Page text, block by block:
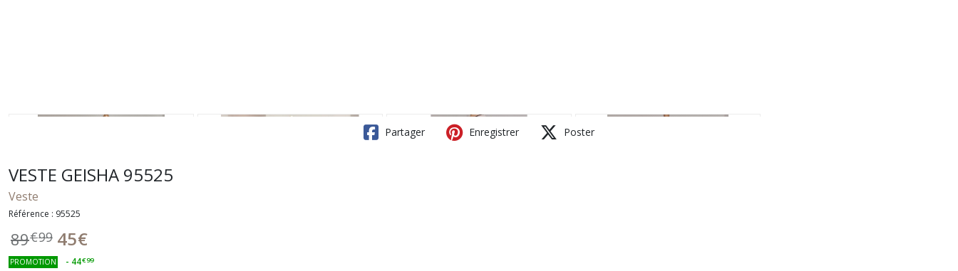
Partager Enregistrer Poster
VESTE GEISHA 95525
Veste
Référence : 95525
89€99 45€
PROMOTION - 44€99